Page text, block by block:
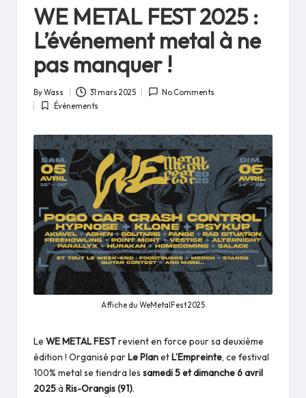
WE METAL FEST 2025 :
L’événement metal à ne
pas manquer !
Posted
by
ByWass 31 mars 2025 No Comments
Posted
Événements
Affiche du WeMetalFest 2025
Le WE METAL FESTrevient en force pour sa deuxième
édition ! Organisé parLe PlanetL’Empreinte, ce festival
100% metal se tiendra les samedi 5 et dimanche 6 avril
2025à Ris-Orangis (91).